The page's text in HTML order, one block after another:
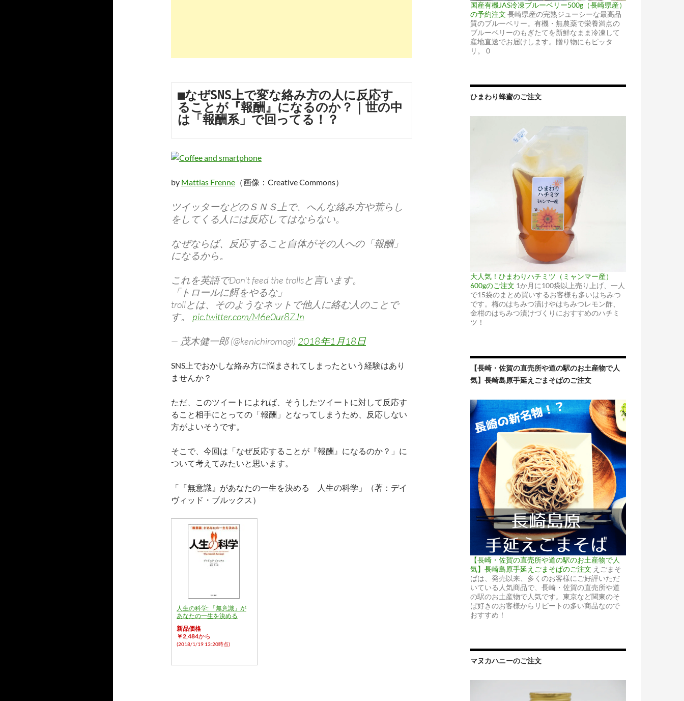
■なぜSNS上で変な絡み方の人に反応す
ることが『報酬』になるのか？｜世の中
は「報酬系」で回ってる！？
by Mattias Frenne （画像：Creative Commons）
ツイッターなどのＳＮＳ上で、へんな絡み方や荒らし
をしてくる人には反応してはならない。
なぜならば、反応すること自体がその人への「報酬」
になるから。
これを英語でDon't feed the trollsと言います。
「トロールに餌をやるな」
trollとは、そのようなネットで他人に絡む人のことで
す。 pic.twitter.com/M6e0ur8ZJn
— 茂木健一郎 (@kenichiromogi) 2018年1月18日
SNS上でおかしな絡み方に悩まされてしまったという経験はあり
ませんか？
ただ、このツイートによれば、そうしたツイートに対して反応す
ること相手にとっての「報酬」となってしまうため、反応しない
方がよいそうです。
そこで、今回は「なぜ反応することが『報酬』になるのか？」に
ついて考えてみたいと思います。
「『無意識』があなたの一生を決める 人生の科学」（著：デイ
ヴィッド・ブルックス）
人生の科学: 「無意識」が
あなたの一生を決める
新品価格
￥2,484から
(2018/1/19 13:20時点)
国産有機JAS冷凍ブルーベリー500g（長崎県産）
の予約注文 長崎県産の完熟ジューシーな最高品
質のブルーベリー。有機・無農薬で栄養満点の
ブルーベリーのもぎたてを新鮮なまま冷凍して
産地直送でお届けします。贈り物にもピッタ
リ。 0
ひまわり蜂蜜のご注文
大人気！ひまわりハチミツ（ミャンマー産）
600gのご注文 1か月に100袋以上売り上げ、一人
で15袋のまとめ買いするお客様も多いはちみつ
です。梅のはちみつ漬けやはちみつレモン酢、
金柑のはちみつ漬けづくりにおすすめのハチミ
ツ！
【長崎・佐賀の直売所や道の駅のお土産物で人
気】長崎島原手延えごまそばのご注文
【長崎・佐賀の直売所や道の駅のお土産物で人
気】長崎島原手延えごまそばのご注文 えごまそ
ばは、発売以来、多くのお客様にご好評いただ
いている人気商品で、長崎・佐賀の直売所や道
の駅のお土産物で人気です。東京など関東のそ
ば好きのお客様からリピートの多い商品なので
おすすめ！
マヌカハニーのご注文